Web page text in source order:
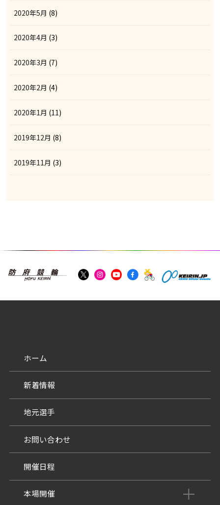
2020年5月 (8)
2020年4月 (3)
2020年3月 (7)
2020年2月 (4)
2020年1月 (11)
2019年12月 (8)
2019年11月 (3)
ホーム
新着情報
地元選手
お問い合わせ
開催日程
本場開催